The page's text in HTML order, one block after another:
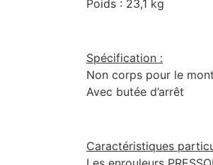
Poids : 23,1 kg
Spécification :
Non corps pour le
Avec butée d’arrêt
Caractéristiques